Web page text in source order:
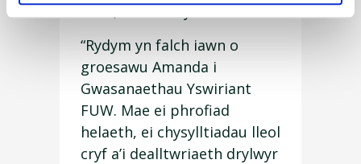
FUW, Karen Royles:
“Rydym yn falch iawn o
groesawu Amanda i
Gwasanaethau Yswiriant
FUW. Mae ei phrofiad
helaeth, ei chysylltiadau lleol
cryf a’i dealltwriaeth drylwyr